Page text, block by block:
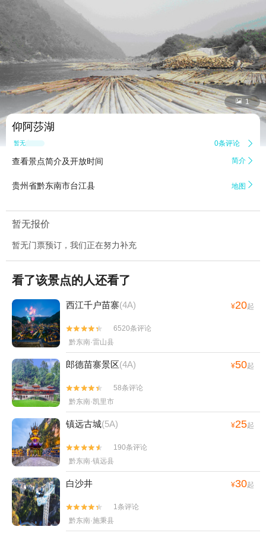
 1
仰阿莎湖
暂无点评 0条评论 
查看景点简介及开放时间 简介 
贵州省黔东南市台江县 地图 
暂无报价
暂无门票预订，我们正在努力补充
看了该景点的人还看了
西江千户苗寨(4A) ¥20起


6520条评论
黔东南·雷山县
郎德苗寨景区(4A) ¥50起


58条评论
黔东南·凯里市
镇远古城(5A) ¥25起


190条评论
黔东南·镇远县
白沙井 ¥30起


1条评论
黔东南·施秉县
